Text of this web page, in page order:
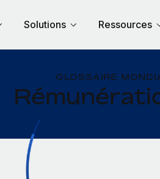
Solutions Ressources
GLOSSAIRE